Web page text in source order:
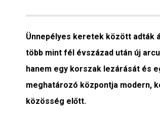
Gyereksarok
Városunkról
PR
Ünnepélyes keretek között adták
több mint fél évszázad után új
hanem egy korszak lezárását és
meghatározó központja modern,
közösség előtt.